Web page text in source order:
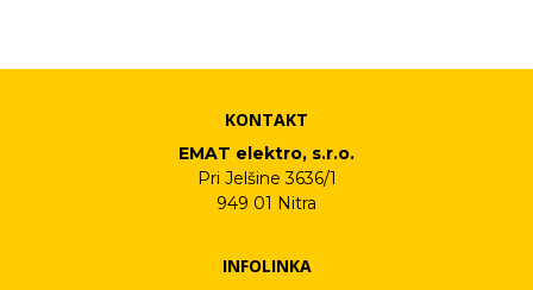
KONTAKT
EMAT elektro, s.r.o.
Pri Jelšine 3636/1
949 01 Nitra
INFOLINKA